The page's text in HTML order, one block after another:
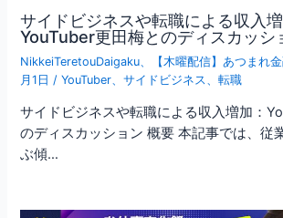
サイドビジネスや転職による収入増
YouTuber更田梅とのディスカッシ
NikkeiTeretouDaigaku 【木曜配信】あつまれ
月1日 /YouTuber 、サイドビジネス 、転職
サイドビジネスや転職による収入増加：
のディスカッション 概要 本記事では、従
ぶ傾…